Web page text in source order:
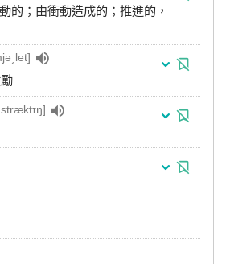
的；由衝動造成的；推進的，